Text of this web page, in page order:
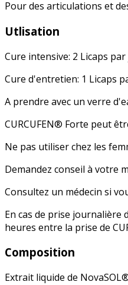
Pour des articulations et
Utlisation
Cure intensive: 2 Licaps
Cure d'entretien: 1 Licaps
A prendre avec un verre
CURCUFEN® Forte peut
Ne pas utiliser chez les
Demandez conseil à votre
Consultez un médecin si
En cas de prise journalière
heures entre la prise de
Composition
Extrait liquide de